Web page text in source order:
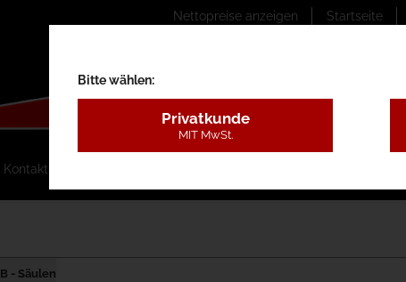
Nettopreise anzeigen Startseite
Kontakt
- Säulen
Bitte wählen:
Privatkunde
MIT MwSt.